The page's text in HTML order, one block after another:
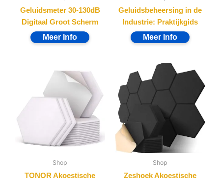
Geluidsmeter 30-130dB
Digitaal Groot Scherm
Geluidsbeheersing in de
Industrie: Praktijkgids
Shop
TONOR Akoestische
Shop
Zeshoek Akoestische